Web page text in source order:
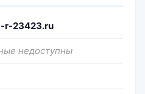
r-23423.ru
недоступны